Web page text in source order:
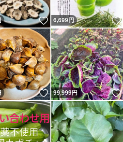
いいね！
6,699円
いいね！
99,999円